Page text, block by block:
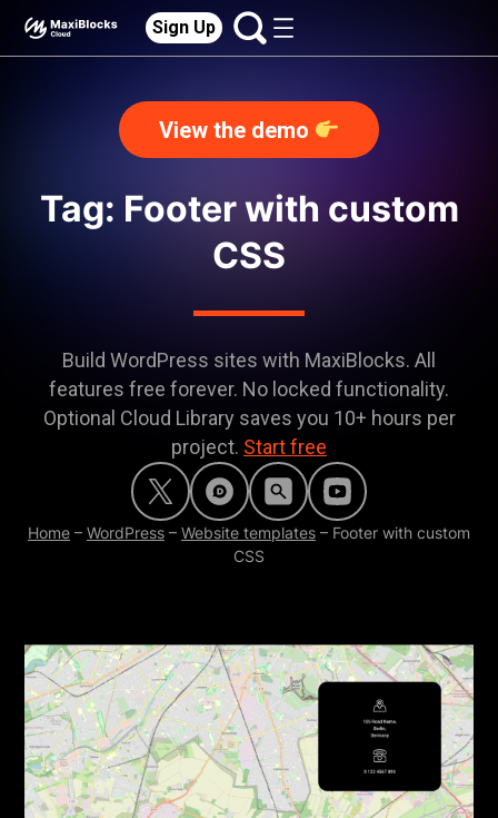
Sign Up
View the demo
Tag: Footer with custom
CSS
Build WordPress sites with MaxiBlocks. All
features free forever. No locked functionality.
Optional Cloud Library saves you 10+ hours per
project. Start free
Home – WordPress – Website templates – Footer with custom
CSS